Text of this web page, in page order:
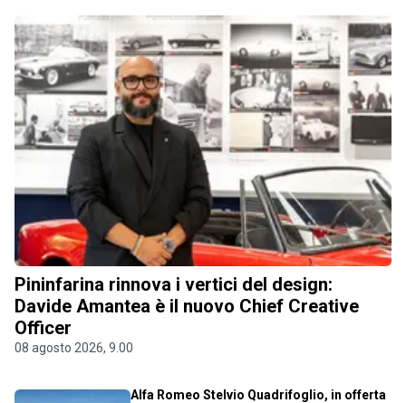
Pininfarina rinnova i vertici del design:
Davide Amantea è il nuovo Chief Creative
Officer
08 agosto 2026, 9.00
Alfa Romeo Stelvio Quadrifoglio, in offerta